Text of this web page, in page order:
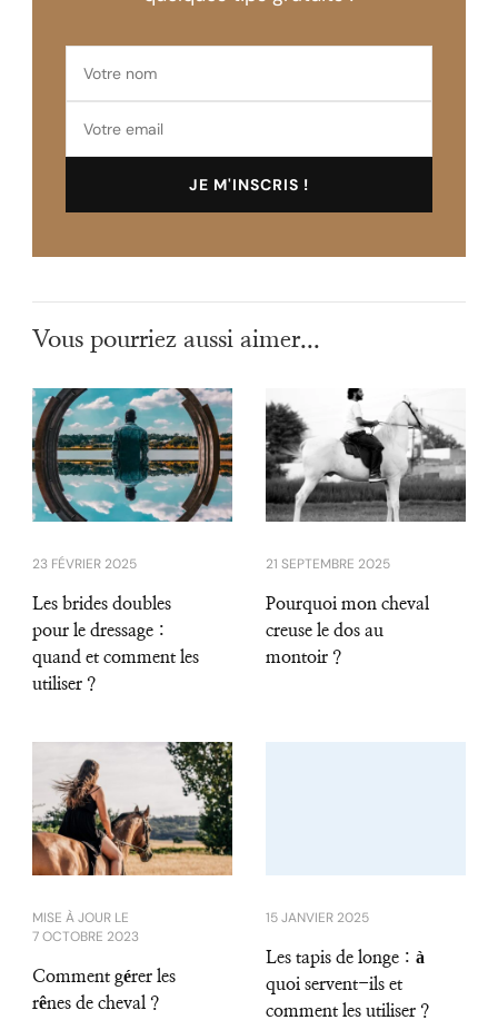
Vous pourriez aussi aimer...
23 FÉVRIER 2025
Les brides doubles
pour le dressage :
quand et comment les
utiliser ?
21 SEPTEMBRE 2025
Pourquoi mon cheval
creuse le dos au
montoir ?
MISE À JOUR LE
7 OCTOBRE 2023
Comment gérer les
rênes de cheval ?
15 JANVIER 2025
Les tapis de longe : à
quoi servent-ils et
comment les utiliser ?